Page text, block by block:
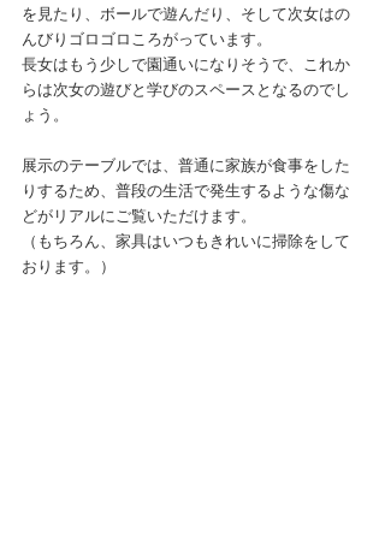
を見たり、ボールで遊んだり、そして次女はの
んびりゴロゴロころがっています。
長女はもう少しで園通いになりそうで、これか
らは次女の遊びと学びのスペースとなるのでし
ょう。
展示のテーブルでは、普通に家族が食事をした
りするため、普段の生活で発生するような傷な
どがリアルにご覧いただけます。
（もちろん、家具はいつもきれいに掃除をして
おります。）